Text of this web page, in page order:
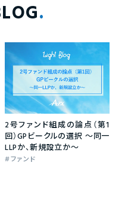
2号ファンド組成の論点（第1
回）GPビークルの選択 ～同一
LLPか、新規設立か～
ファンド